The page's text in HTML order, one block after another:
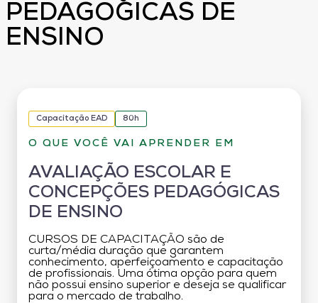
PEDAGÓGICAS DE
ENSINO
Capacitação EAD 80h
O QUE VOCÊ VAI APRENDER EM
AVALIAÇÃO ESCOLAR E
CONCEPÇÕES PEDAGÓGICAS
DE ENSINO
CURSOS DE CAPACITAÇÃO são de
curta/média duração que garantem
conhecimento, aperfeiçoamento e capacitação
de profissionais. Uma ótima opção para quem
não possui ensino superior e deseja se qualificar
para o mercado de trabalho.